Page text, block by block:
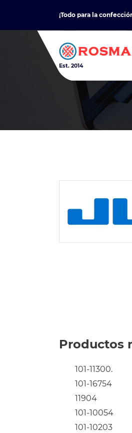
content
¡Todo para la
Est. 2014
Productos
101-11300.
101-16754
11904
101-10054
101-10203